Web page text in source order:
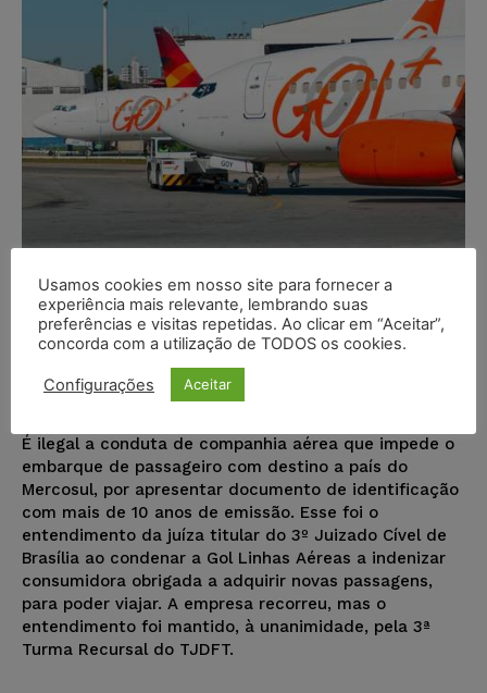
Passageira impedida de embarcar
por apresentar documento com
mais de 10 anos será indenizada
É ilegal a conduta de companhia aérea que impede o
embarque de passageiro com destino a país do
Mercosul, por apresentar documento de identificação
com mais de 10 anos de emissão. Esse foi o
entendimento da juíza titular do 3º Juizado Cível de
Brasília ao condenar a Gol Linhas Aéreas a indenizar
consumidora obrigada a adquirir novas passagens,
para poder viajar. A empresa recorreu, mas o
entendimento foi mantido, à unanimidade, pela 3ª
Turma Recursal do TJDFT.
Usamos cookies em nosso site para fornecer a
experiência mais relevante, lembrando suas
preferências e visitas repetidas. Ao clicar em “Aceitar”,
concorda com a utilização de TODOS os cookies.
Configurações Aceitar